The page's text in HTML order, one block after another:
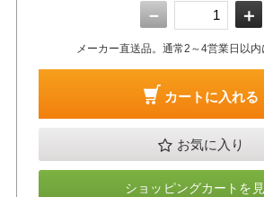
－ ＋
メーカー直送品。通常2～4営業日以
カートに入れる
お気に入り
ショッピングカートを